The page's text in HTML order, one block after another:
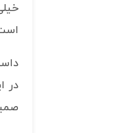
در